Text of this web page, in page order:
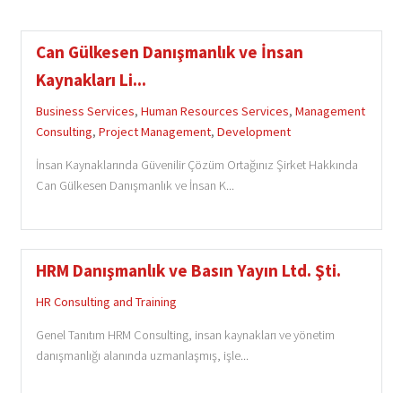
Can Gülkesen Danışmanlık ve İnsan
Kaynakları Li...
Business Services, Human Resources Services, Management
Consulting, Project Management, Development
İnsan Kaynaklarında Güvenilir Çözüm Ortağınız Şirket Hakkında
Can Gülkesen Danışmanlık ve İnsan K...
HRM Danışmanlık ve Basın Yayın Ltd. Şti.
HR Consulting and Training
Genel Tanıtım HRM Consulting, insan kaynakları ve yönetim
danışmanlığı alanında uzmanlaşmış, işle...